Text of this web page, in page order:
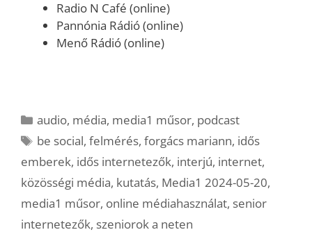
Radio N Café (online)
Pannónia Rádió (online)
Menő Rádió (online)
Kategória
audio, média, media1 műsor, podcast
Címkék
be social,felmérés,forgács mariann, idős
emberek, idős internetezők, interjú, internet,
közösségi média, kutatás, Media1 2024-05-20,
media1 műsor, online médiahasználat, senior
internetezők, szeniorok a neten